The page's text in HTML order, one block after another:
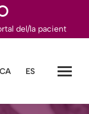
del/la pacient
CA ES